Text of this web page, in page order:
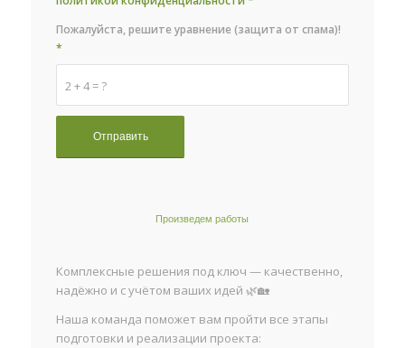
2 + 4 = ?
Пожалуйста, решите уравнение (защита от спама)!
*
Произведем работы
Комплексные решения под ключ — качественно,
надёжно и с учётом ваших идей 🌿🏡
Наша команда поможет вам пройти все этапы
подготовки и реализации проекта: